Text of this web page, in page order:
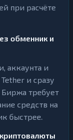
при расчёте
обменник и
аккаунта и
и сразу
Биржа требует
средств на
быстрее.